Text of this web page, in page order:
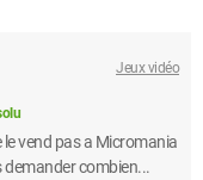
Jeux vidéo
le vend pas a Micromania
demander combien...